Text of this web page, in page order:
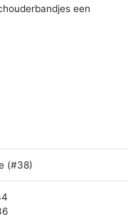
een
(#38)